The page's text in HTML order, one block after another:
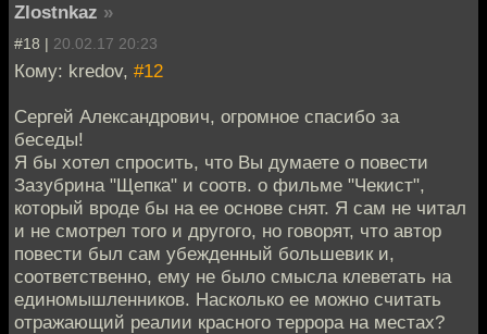
Zlostnkaz »
#18 | 20.02.17 20:23
Кому: kredov, #12
Сергей Александрович, огромное спасибо за
беседы!
Я бы хотел спросить, что Вы думаете о повести
Зазубрина "Щепка" и соотв. о фильме "Чекист",
который вроде бы на ее основе снят. Я сам не читал
и не смотрел того и другого, но говорят, что автор
повести был сам убежденный большевик и,
соответственно, ему не было смысла клеветать на
единомышленников. Насколько ее можно считать
отражающий реалии красного террора на местах?